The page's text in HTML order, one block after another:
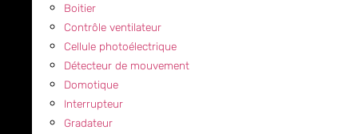
Boitier
Contrôle ventilateur
Cellule photoélectrique
Détecteur de mouvement
Domotique
Interrupteur
Gradateur